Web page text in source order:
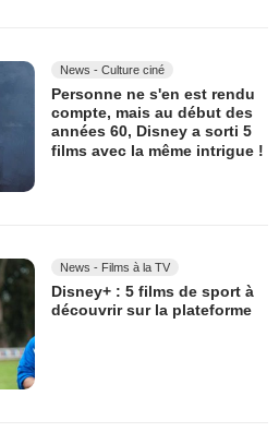
News - Culture ciné
Personne ne s'en est rendu
compte, mais au début des
années 60, Disney a sorti 5
films avec la même intrigue !
News - Films à la TV
Disney+ : 5 films de sport à
découvrir sur la plateforme